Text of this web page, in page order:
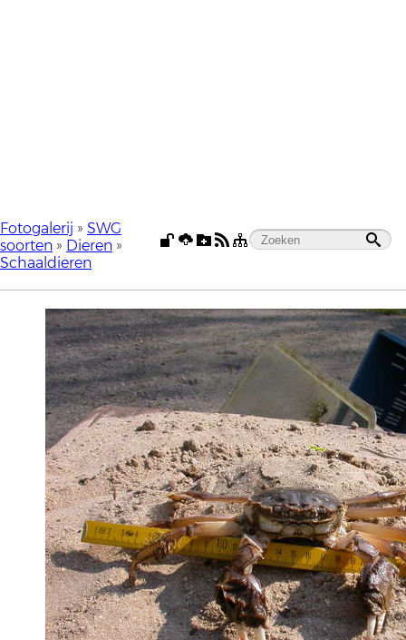
Fotogalerij » SWG
soorten » Dieren »
Schaaldieren